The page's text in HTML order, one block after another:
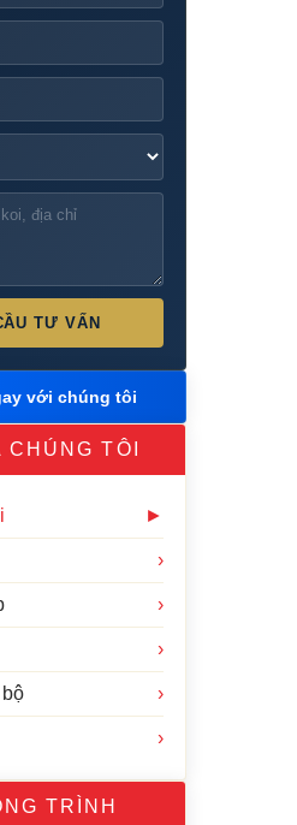
TƯ VẤN
với chúng tôi
TÔI
►
›
›
›
›
›
TRÌNH